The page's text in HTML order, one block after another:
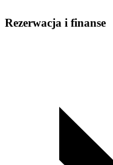
Rezerwacja i finanse